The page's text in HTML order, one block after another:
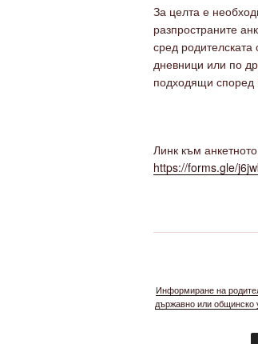
За целта е
разпространите
сред
дневници или по
подходящи според
Линк към
https://forms.gle/
Информиране на
държавно или общинско